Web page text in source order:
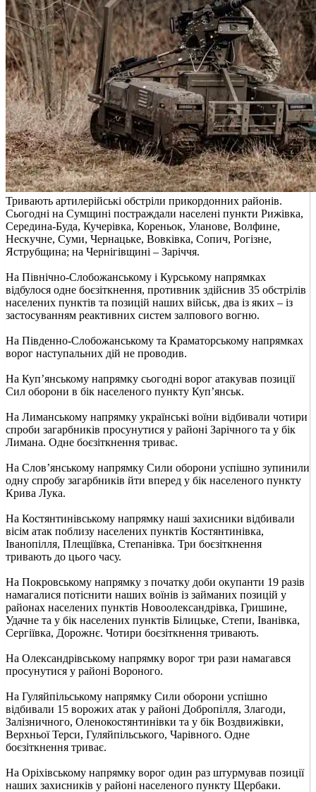
Тривають артилерійські обстріли прикордонних районів.
Сьогодні на Сумщині постраждали населені пункти Рижівка,
Середина-Буда, Кучерівка, Кореньок, Уланове, Волфине,
Нескучне, Суми, Чернацьке, Вовківка, Сопич, Рогізне,
Яструбщина; на Чернігівщині – Заріччя.
На Північно-Слобожанському і Курському напрямках
відбулося одне боєзіткнення, противник здійснив 35 обстрілів
населених пунктів та позицій наших військ, два із яких – із
застосуванням реактивних систем залпового вогню.
На Південно-Слобожанському та Краматорському напрямках
ворог наступальних дій не проводив.
На Куп’янському напрямку сьогодні ворог атакував позиції
Сил оборони в бік населеного пункту Куп’янськ.
На Лиманському напрямку українські воїни відбивали чотири
спроби загарбників просунутися у районі Зарічного та у бік
Лимана. Одне боєзіткнення триває.
На Слов’янському напрямку Сили оборони успішно зупинили
одну спробу загарбників йти вперед у бік населеного пункту
Крива Лука.
На Костянтинівському напрямку наші захисники відбивали
вісім атак поблизу населених пунктів Костянтинівка,
Іванопілля, Плещіївка, Степанівка. Три боєзіткнення
тривають до цього часу.
На Покровському напрямку з початку доби окупанти 19 разів
намагалися потіснити наших воїнів із займаних позицій у
районах населених пунктів Новоолександрівка, Гришине,
Удачне та у бік населених пунктів Білицьке, Степи, Іванівка,
Сергіївка, Дорожнє. Чотири боєзіткнення тривають.
На Олександрівському напрямку ворог три рази намагався
просунутися у районі Вороного.
На Гуляйпільському напрямку Сили оборони успішно
відбивали 15 ворожих атак у районі Добропілля, Злагоди,
Залізничного, Оленокостянтинівки та у бік Воздвижівки,
Верхньої Терси, Гуляйпільського, Чарівного. Одне
боєзіткнення триває.
На Оріхівському напрямку ворог один раз штурмував позиції
наших захисників у районі населеного пункту Щербаки.